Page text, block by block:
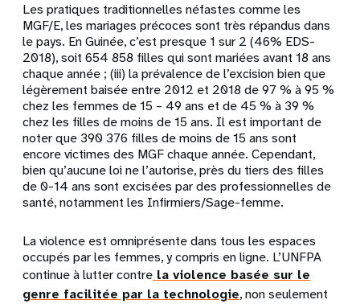
Les pratiques traditionnelles néfastes comme les
MGF/E, les mariages précoces sont très répandus dans
le pays. En Guinée, c’est presque 1 sur 2 (46% EDS-
2018), soit 654 858 filles qui sont mariées avant 18 ans
chaque année ; (iii) la prévalence de l’excision bien que
légèrement baisée entre 2012 et 2018 de 97 % à 95 %
chez les femmes de 15 – 49 ans et de 45 % à 39 %
chez les filles de moins de 15 ans. Il est important de
noter que 390 376 filles de moins de 15 ans sont
encore victimes des MGF chaque année. Cependant,
bien qu’aucune loi ne l’autorise, près du tiers des filles
de 0-14 ans sont excisées par des professionnelles de
santé, notamment les Infirmiers/Sage-femme.
La violence est omniprésente dans tous les espaces
occupés par les femmes, y compris en ligne. L’UNFPA
continue à lutter contre la violence basée sur le
genre facilitée par la technologie, non seulement